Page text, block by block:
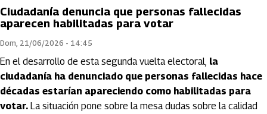
Ciudadanía denuncia que personas fallecidas
aparecen habilitadas para votar
Dom, 21/06/2026 - 14:45
En el desarrollo de esta segunda vuelta electoral, la
ciudadanía ha denunciado que personas fallecidas hace
décadas estarían apareciendo como habilitadas para
votar. La situación pone sobre la mesa dudas sobre la calidad